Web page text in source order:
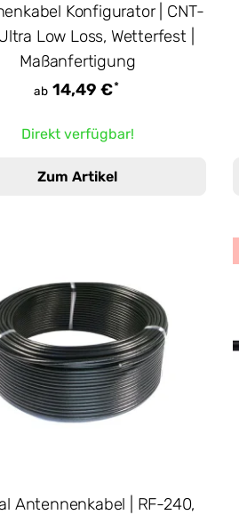
Konfigurator | CNT-
Low Loss, Wetterfest |
Maßanfertigung
ab 14,49 €*
Direkt verfügbar!
Zum Artikel
Antennenkabel | RF-240,